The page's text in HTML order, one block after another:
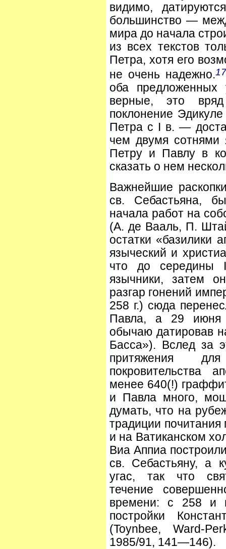
видимо,
большинство —
мира до начала
из всех текстов
Петра, хотя его
не очень надежно.17
оба
верные, это
поклонение
Петра с I в. —
чем двумя
Петру и Павлу в
сказать о нем
Важнейшие
св. Себастьяна,
начала работ на
(А. де Вааль, П.
остатки «базилики
языческий и
что до середины
язычники, затем
разгар гонений
258 г.) сюда
Павла, а 29 июня
обычаю датировав
Басса»). Вслед за
притяжения
покровительства
менее 640(!)
и Павла много,
думать, что на
традиции
и на Ватиканском
Виа Аппиа
св. Себастьяну, а
угас, так что
течение
времени: с 258 и
постройки
(Toynbee, Ward-
1985/91, 141—146).